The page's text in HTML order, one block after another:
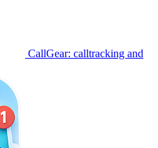
CallGear: calltracking and